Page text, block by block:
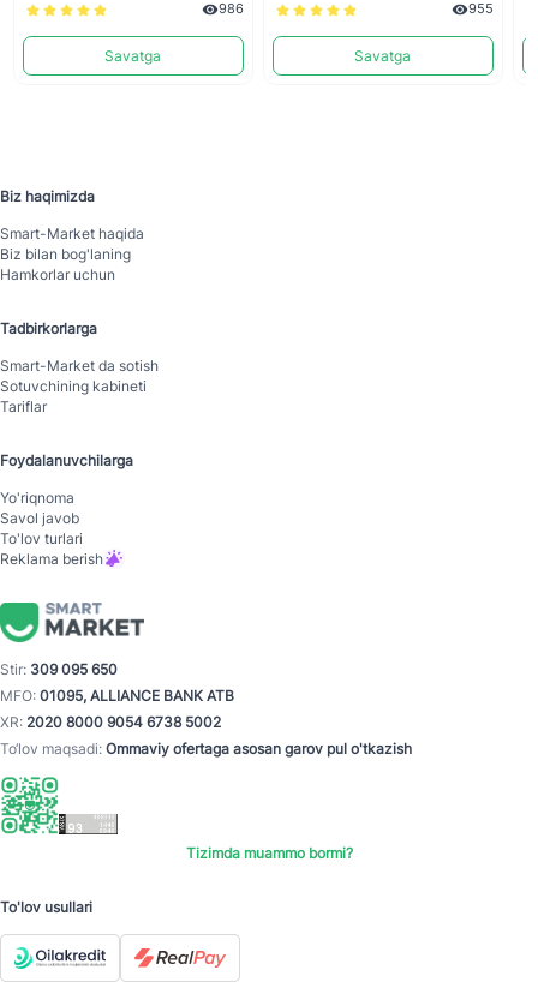
986
Savatga
955
Savatga
Biz haqimizda
Smart-Mаrket haqida
Biz bilan bog'laning
Hamkorlar uchun
Tadbirkorlarga
Smart-Mаrket da sotish
Sotuvchining kabineti
Tariflar
Foydalanuvchilarga
Yo'riqnoma
Savol javob
To'lov turlari
Reklama berish
Stir: 309 095 650
MFO: 01095, ALLIANCE BANK ATB
XR: 2020 8000 9054 6738 5002
To‘lov maqsadi: Ommaviy ofertaga asosan garov pul o'tkazish
Tizimda muammo bormi?
To'lov usullari